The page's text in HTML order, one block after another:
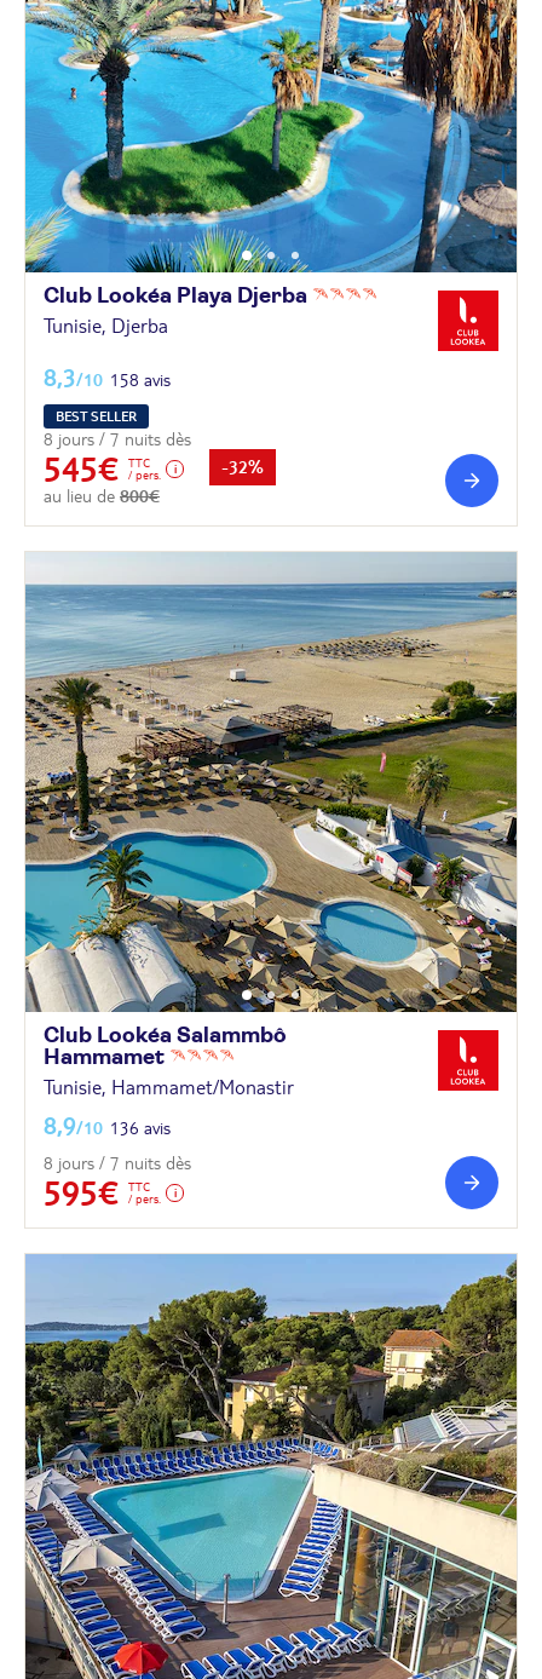
Club Lookéa Playa Djerba
Tunisie, Djerba
8,3/10 158 avis
BEST SELLER
8 jours / 7 nuits dès
545€
TTC
/ pers.
au lieu de 800€
-32%
Club Lookéa Salammbô
Hammamet
Tunisie, Hammamet/Monastir
8,9/10 136 avis
8 jours / 7 nuits dès
595€
TTC
/ pers.